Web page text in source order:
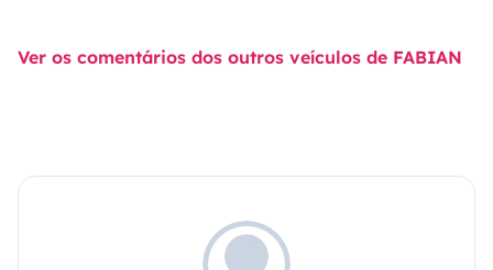
Ver os comentários dos outros veículos de FABIAN